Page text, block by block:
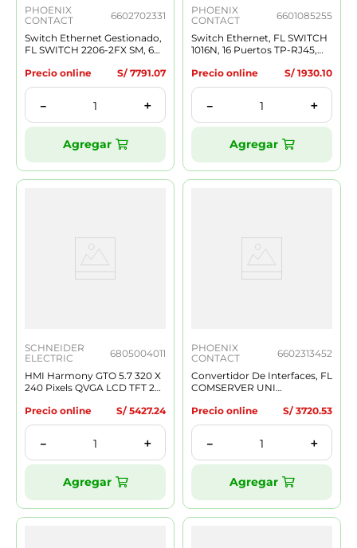
PHOENIX
CONTACT
6602702331
Switch Ethernet Gestionado,
FL SWITCH 2206-2FX SM, 6
Monomodo, 10/100 MBit/s
Precio online S/ 7791.07
＋
－
Agregar
PHOENIX
CONTACT
6601085255
Switch Ethernet, FL SWITCH
1016N, 16 Puertos TP-RJ45,
Precio online
S/ 1930.10
＋
－
Agregar
SCHNEIDER
ELECTRIC
6805004011
HMI Harmony GTO 5.7 320 X
240 Pixels QVGA LCD TFT 2
HMIGTO2310 6805004023
Precio online S/ 5427.24
＋
－
Agregar
PHOENIX
CONTACT
6602313452
Convertidor De Interfaces, FL
COMSERVER UNI
Precio online
S/ 3720.53
＋
－
Agregar